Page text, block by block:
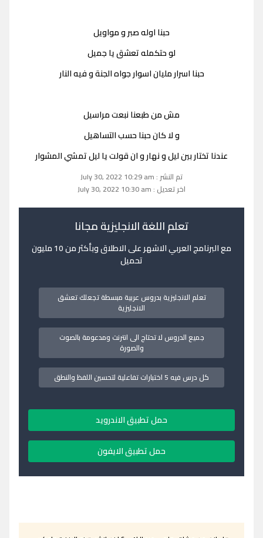
حبنا اوله صبر و مواويل
لو حتكمله تعشق يا جميل
حبنا اسرار مليان اسوار جواه الجنة و فيه النار
مش من طبعنا نبعت مراسيل
و لا كان حبنا حسب التساهيل
عندنا تختار بين ليل و نهار و ان قولت يا ليل تمشي المشوار
تم النشر : July 30, 2022 10:29 am
اخر تعديل : July 30, 2022 10:30 am
تعلم اللغة الانجليزية مجانا
مع البرنامج العربي الاشهر على الاطلاق وبأكثر من 10 مليون
تحميل
تعلم الانجليزية بدروس عربية مبسطة تجعلك تعشق
الانجليزية
جميع الدروس لا تحتاج الى انترنت ومدعومة بالصوت
والصورة
كل درس فيه 5 اختبارات تفاعلية لتحسين اللفظ والنطق
حمل تطبيق الاندرويد
حمل تطبيق الايفون